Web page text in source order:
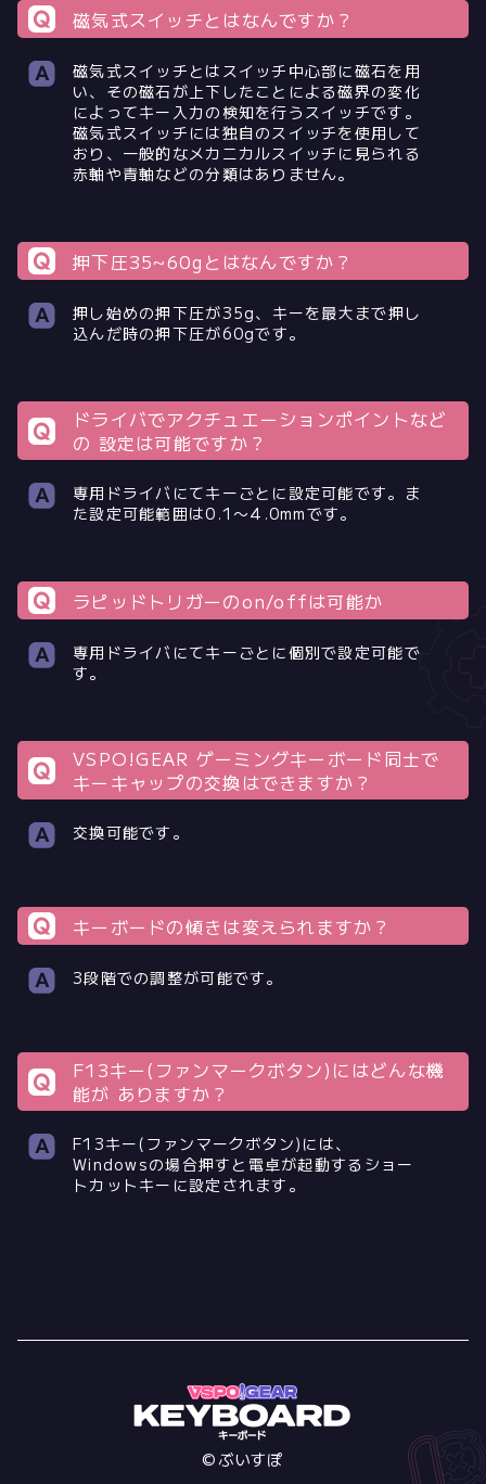
磁気式スイッチとはなんですか？
磁気式スイッチとはスイッチ中心部に磁石を用
い、その磁石が上下したことによる磁界の変化
によってキー入力の検知を行うスイッチです。
磁気式スイッチには独自のスイッチを使用して
おり、一般的なメカニカルスイッチに見られる
赤軸や青軸などの分類はありません。
押下圧35~60gとはなんですか？
押し始めの押下圧が35g、キーを最大まで押し
込んだ時の押下圧が60gです。
ドライバでアクチュエーションポイントなど
の 設定は可能ですか？
専用ドライバにてキーごとに設定可能です。ま
た設定可能範囲は0.1〜4.0mmです。
ラピッドトリガーのon/offは可能か
専用ドライバにてキーごとに個別で設定可能で
す。
VSPO!GEAR ゲーミングキーボード同士で
キーキャップの交換はできますか？
交換可能です。
キーボードの傾きは変えられますか？
3段階での調整が可能です。
F13キー(ファンマークボタン)にはどんな機
能が ありますか？
F13キー(ファンマークボタン)には、
Windowsの場合押すと電卓が起動するショー
トカットキーに設定されます。
©ぶいすぽ